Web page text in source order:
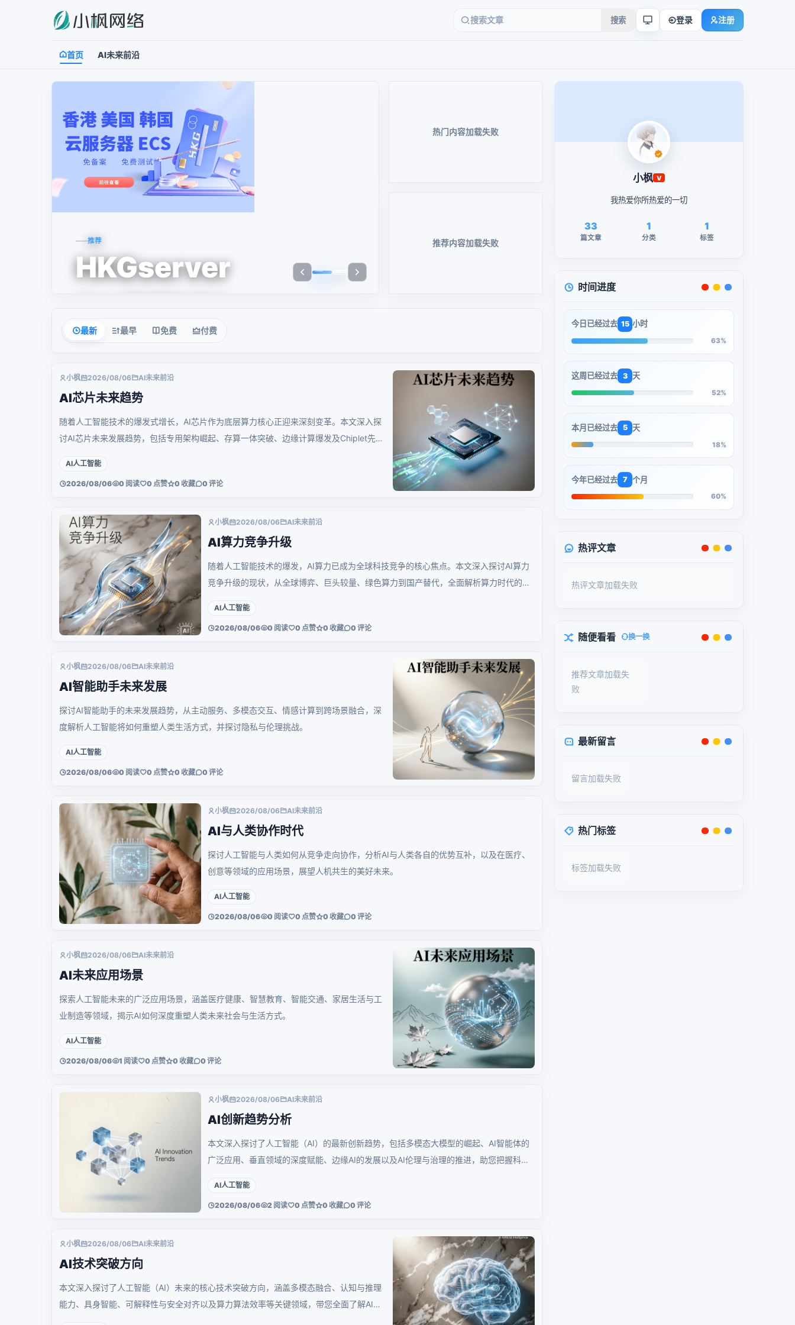
搜索 登录 注册
首页 AI未来前沿
推荐
HKGserver
速以及极具性价比的云服务器、云存
储等优质产品提供给用户。
热门内容加载失败
推荐内容加载失败
最新 最早 免费 付费
小枫 2026/08/06 AI未来前沿
AI芯片未来趋势
随着人工智能技术的爆发式增长，AI芯片作为底层算力核心正迎来深刻变革。本文深入探
讨AI芯片未来发展趋势，包括专用架构崛起、存算一体突破、边缘计算爆发及Chiplet先进
AI人工智能
2026/08/06 0 阅读 0 点赞 0 收藏 0 评论
小枫 2026/08/06 AI未来前沿
AI算力竞争升级
随着人工智能技术的爆发，AI算力已成为全球科技竞争的核心焦点。本文深入探讨AI算力
竞争升级的现状，从全球博弈、巨头较量、绿色算力到国产替代，全面解析算力时代的机
AI人工智能
2026/08/06 0 阅读 0 点赞 0 收藏 0 评论
小枫 2026/08/06 AI未来前沿
AI智能助手未来发展
探讨AI智能助手的未来发展趋势，从主动服务、多模态交互、情感计算到跨场景融合，深
度解析人工智能将如何重塑人类生活方式，并探讨隐私与伦理挑战。
AI人工智能
2026/08/06 0 阅读 0 点赞 0 收藏 0 评论
小枫 2026/08/06 AI未来前沿
AI与人类协作时代
探讨人工智能与人类如何从竞争走向协作，分析AI与人类各自的优势互补，以及在医疗、
创意等领域的应用场景，展望人机共生的美好未来。
AI人工智能
2026/08/06 0 阅读 0 点赞 0 收藏 0 评论
小枫 2026/08/06 AI未来前沿
AI未来应用场景
探索人工智能未来的广泛应用场景，涵盖医疗健康、智慧教育、智能交通、家居生活与工
业制造等领域，揭示AI如何深度重塑人类未来社会与生活方式。
AI人工智能
2026/08/06 1 阅读 0 点赞 0 收藏 0 评论
小枫 2026/08/06 AI未来前沿
AI创新趋势分析
本文深入探讨了人工智能（AI）的最新创新趋势，包括多模态大模型的崛起、AI智能体的
广泛应用、垂直领域的深度赋能、边缘AI的发展以及AI伦理与治理的推进，助您把握科技
AI人工智能
2026/08/06 2 阅读 0 点赞 0 收藏 0 评论
小枫 2026/08/06 AI未来前沿
AI技术突破方向
本文深入探讨了人工智能（AI）未来的核心技术突破方向，涵盖多模态融合、认知与推理
能力、具身智能、可解释性与安全对齐以及算力算法效率等关键领域，带您全面了解AI从
小枫 V
我热爱你所热爱的一切
33
篇文章
1
分类
1
标签
时间进度
今日已经过去 15 小时
63%
这周已经过去 3 天
52%
本月已经过去 5 天
18%
今年已经过去 7 个月
60%
热评文章
热评文章加载失败
随便看看 换一换
推荐文章加载失
败
最新留言
留言加载失败
热门标签
标签加载失败